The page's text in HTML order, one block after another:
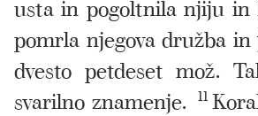
usta in pogoltnila njiju in
pomrla njegova družba
dvesto petdeset mož.
svarilno znamenje. 11